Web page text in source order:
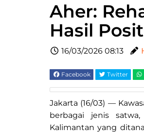
Aher:
Hasil
16/03/2026 08:13
Facebook Twitter
Jakarta (16/03) —
berbagai jenis
Kalimantan yang